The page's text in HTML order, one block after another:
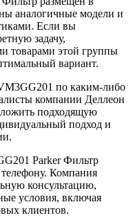
аналогичные модели и
Если вы
задачу,
товарами этой группы
вариант.
по каким-либо
компании Деллеон
подходящую
подход и
Parker Фильтр
Компания
консультацию,
условия, включая
клиентов.